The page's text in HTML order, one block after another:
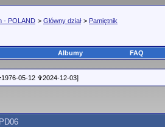
- POLAND > Główny dział > Pamiętnik
Albumy FAQ
05-12 ✞2024-12-03]